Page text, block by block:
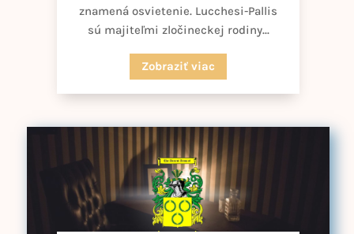
znamená osvietenie. Lucchesi-Pallis
sú majiteľmi zločineckej rodiny...
Zobraziť viac